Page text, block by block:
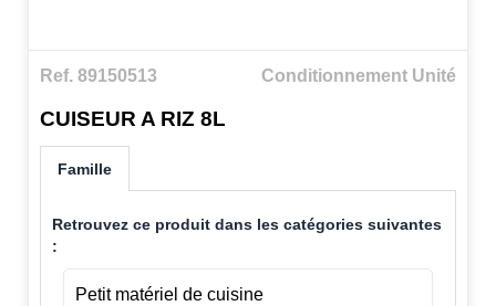
Ref. 89150513 Conditionnement Unité
CUISEUR A RIZ 8L
Famille
Retrouvez ce produit dans les catégories suivantes
:
Petit matériel de cuisine